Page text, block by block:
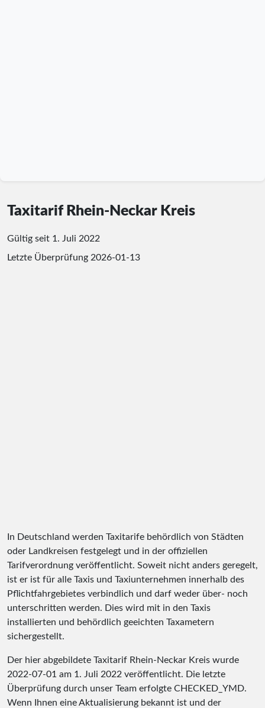
Taxitarif Rhein-Neckar Kreis
Gültig seit 1. Juli 2022
Letzte Überprüfung 2026-01-13
In Deutschland werden Taxitarife behördlich von Städten
oder Landkreisen festgelegt und in der offiziellen
Tarifverordnung veröffentlicht. Soweit nicht anders geregelt,
ist er ist für alle Taxis und Taxiunternehmen innerhalb des
Pflichtfahrgebietes verbindlich und darf weder über- noch
unterschritten werden. Dies wird mit in den Taxis
installierten und behördlich geeichten Taxametern
sichergestellt.
Der hier abgebildete Taxitarif Rhein-Neckar Kreis wurde
2022-07-01 am 1. Juli 2022 veröffentlicht. Die letzte
Überprüfung durch unser Team erfolgte CHECKED_YMD.
Wenn Ihnen eine Aktualisierung bekannt ist und der